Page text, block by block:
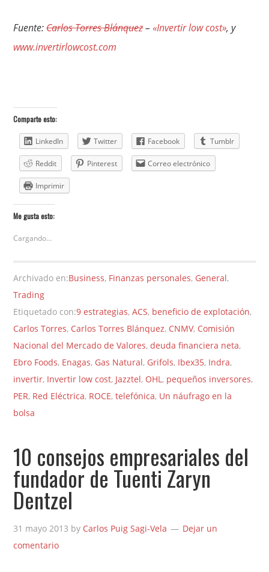
Fuente:Carlos Torres Blánquez–«Invertir low cost», y
www.invertirlowcost.com
Comparte esto:
LinkedIn Twitter Facebook Tumblr
Reddit Pinterest Correo electrónico
Imprimir
Me gusta esto:
Cargando...
Archivado en:Business, Finanzas personales, General,
Trading
Etiquetado con:9 estrategias,ACS, beneficio de explotación,
Carlos Torres, Carlos Torres Blánquez, CNMV, Comisión
Nacional del Mercado de Valores,deuda financiera neta,
Ebro Foods, Enagas, Gas Natural, Grifols, Ibex35, Indra,
invertir, Invertir low cost, Jazztel, OHL, pequeños inversores,
PER, Red Eléctrica, ROCE,telefónica, Un náufrago en la
bolsa
10 consejos empresariales del
fundador de Tuenti Zaryn
Dentzel
31 mayo 2013 by Carlos Puig Sagi-Vela
Dejar un
comentario